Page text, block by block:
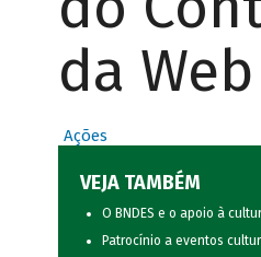
da Web
Ações
VEJA TAMBÉM
O BNDES e o apoio à
Patrocínio a eventos